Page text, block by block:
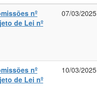
nº
de Lei nº
07/03/2025
nº
de Lei nº
10/03/2025